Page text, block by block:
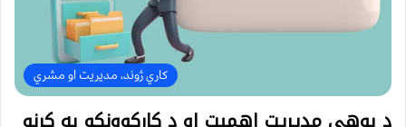
کاري ژوند، مدیریت او مشري